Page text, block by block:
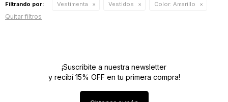
Filtrando por: Vestimenta Vestidos Color: Amarillo
Quitar filtros
¡Suscribite a nuestra newsletter
y recibí 15% OFF en tu primera compra!